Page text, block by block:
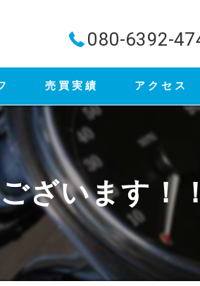
080-6392-
売買実績 アクセス
ざいます！！